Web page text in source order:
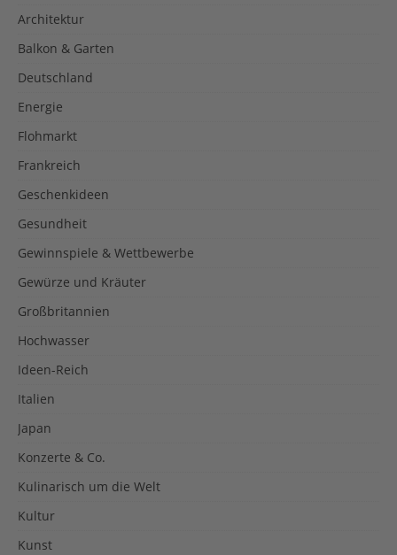
Architektur
Balkon & Garten
Deutschland
Energie
Flohmarkt
Frankreich
Geschenkideen
Gesundheit
Gewinnspiele & Wettbewerbe
Gewürze und Kräuter
Großbritannien
Hochwasser
Ideen-Reich
Italien
Japan
Konzerte & Co.
Kulinarisch um die Welt
Kultur
Kunst